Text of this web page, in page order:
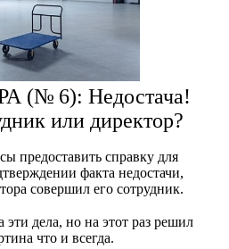
(№ 6): Недостача!
или директор?
предоставить справку для
факта недостачи,
совершил его сотрудник.
эти дела, но на этот раз решил
что и всегда.